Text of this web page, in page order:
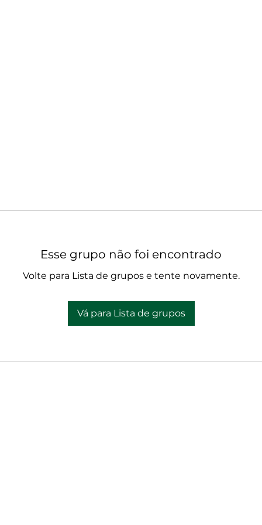
Esse grupo não foi encontrado
Volte para Lista de grupos e tente novamente.
Vá para Lista de grupos